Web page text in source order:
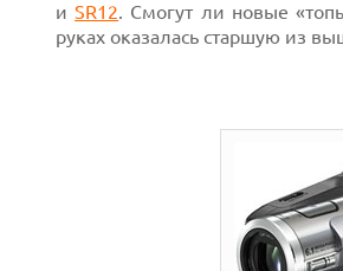
иSR12. Смогут ли новые
руках оказалась старшую из
Next